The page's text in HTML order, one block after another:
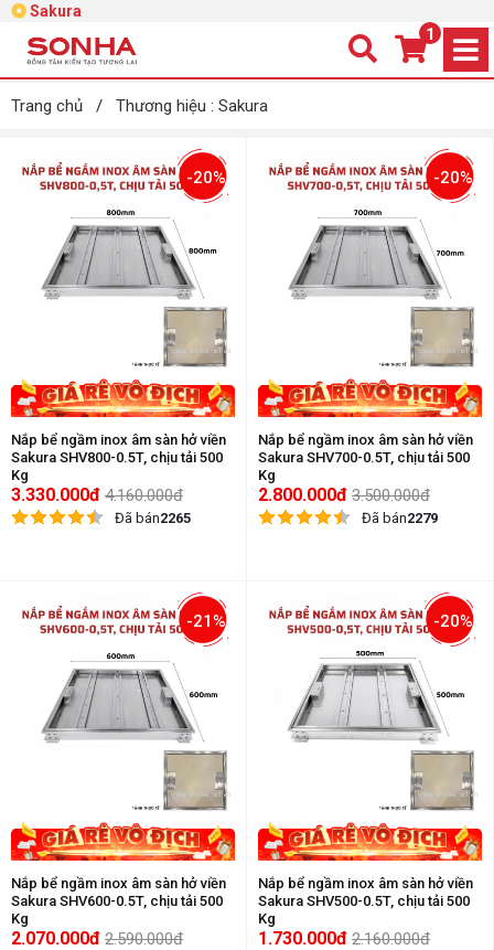
Sakura
1
Trang chủ / Thương hiệu : Sakura
-20%
Nắp bể ngầm inox âm sàn hở viền
Sakura SHV800-0.5T, chịu tải 500
Kg
3.330.000đ 4.160.000đ
Đã bán2265
-20%
Nắp bể ngầm inox âm sàn hở viền
Sakura SHV700-0.5T, chịu tải 500
Kg
2.800.000đ 3.500.000đ
Đã bán2279
-21%
Nắp bể ngầm inox âm sàn hở viền
Sakura SHV600-0.5T, chịu tải 500
Kg
2.070.000đ 2.590.000đ
-20%
Nắp bể ngầm inox âm sàn hở viền
Sakura SHV500-0.5T, chịu tải 500
Kg
1.730.000đ 2.160.000đ